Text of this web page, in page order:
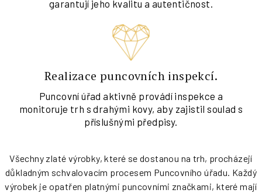
garantují jeho kvalitu a autentičnost.
Realizace puncovních inspekcí.
Puncovní úřad aktivně provádí inspekce a
monitoruje trh s drahými kovy, aby zajistil soulad s
příslušnými předpisy.
Všechny zlaté výrobky, které se dostanou na trh, procházejí
důkladným schvalovacím procesem Puncovního úřadu. Každý
výrobek je opatřen platnými puncovními značkami, které mají